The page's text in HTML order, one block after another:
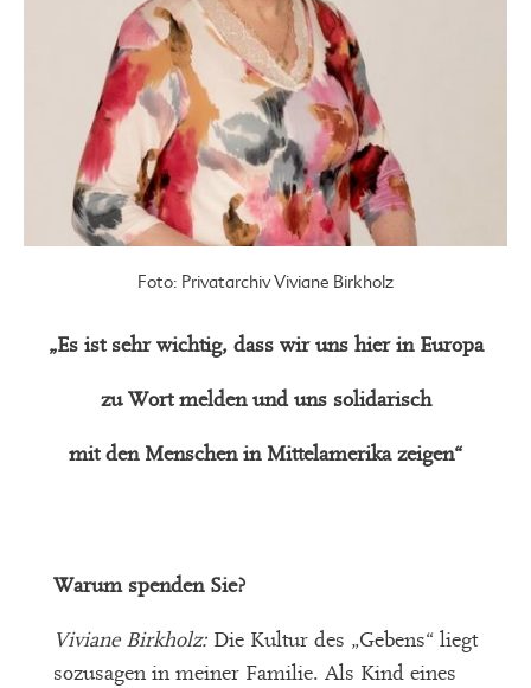
Foto: Privatarchiv Viviane Birkholz
„Es ist sehr wichtig, dass wir uns hier in Europa
zu Wort melden und uns solidarisch
mit den Menschen in Mittelamerika zeigen“
Warum spenden Sie?
Viviane Birkholz: Die Kultur des „Gebens“ liegt
sozusagen in meiner Familie. Als Kind eines